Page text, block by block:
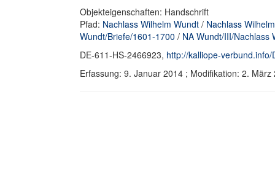
Objekteigenschaften: Handschrift
Pfad: Nachlass Wilhelm Wundt / Nachlass
Wundt/Briefe/1601-1700 / NA Wundt/III/Nachlass
DE-611-HS-2466923, http://kalliope-
Erfassung: 9. Januar 2014 ; Modifikation: 2.